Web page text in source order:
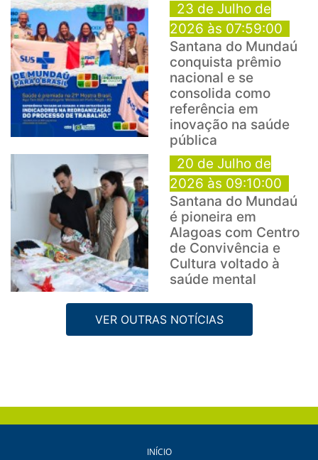
23 de Julho de
2026 às 07:59:00
Santana do Mundaú
conquista prêmio
nacional e se
consolida como
referência em
inovação na saúde
pública
20 de Julho de
2026 às 09:10:00
Santana do Mundaú
é pioneira em
Alagoas com Centro
de Convivência e
Cultura voltado à
saúde mental
VER OUTRAS NOTÍCIAS
INÍCIO